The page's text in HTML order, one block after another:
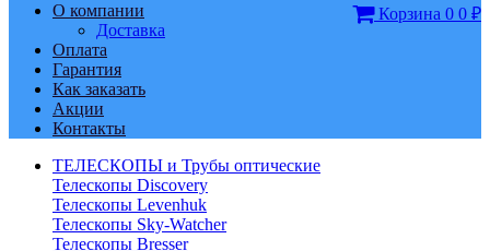
Корзина 0 0 ₽
О компании
Доставка
Оплата
Гарантия
Как заказать
Акции
Контакты
ТЕЛЕСКОПЫ и Трубы оптические
Телескопы Discovery
Телескопы Levenhuk
Телескопы Sky-Watcher
Телескопы Bresser